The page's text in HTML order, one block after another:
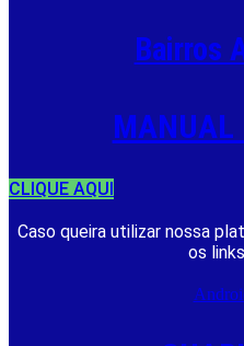
Bairros
MANUAL
CLIQUE AQUI
Caso queira utilizar nossa
os